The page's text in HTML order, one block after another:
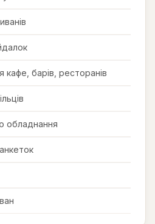
барів, ресторанів
обладнання